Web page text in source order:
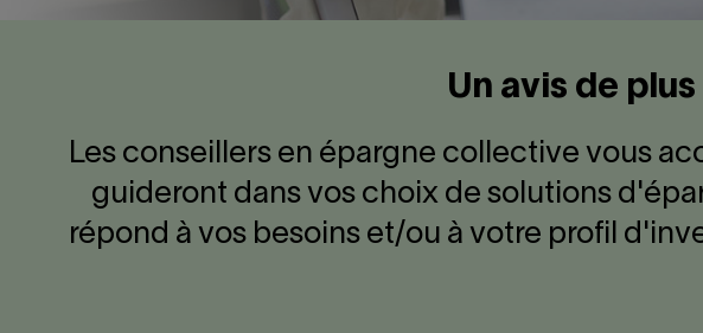
Un avis de
Les conseillers en épargne collective vous
guideront dans vos choix de solutions
répond à vos besoins et/ou à votre profil